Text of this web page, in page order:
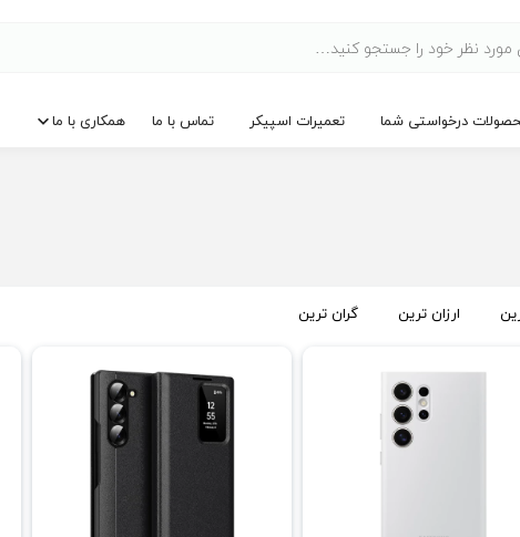
درخواستی شما تعمیرات اسپیکر تماس با ما همکاری با ما
ارزان ترین گران ترین